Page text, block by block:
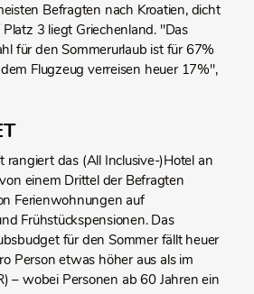
Befragten nach Kroatien, dicht
3 liegt Griechenland. "Das
für den Sommerurlaub ist für 67%
Flugzeug verreisen heuer 17%",
rangiert das (All Inclusive-)Hotel an
einem Drittel der Befragten
Ferienwohnungen auf
Frühstückspensionen. Das
für den Sommer fällt heuer
Person etwas höher aus als im
– wobei Personen ab 60 Jahren ein